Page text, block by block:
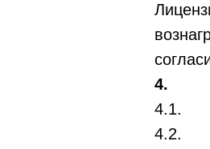
4.
4.1.
4.2.